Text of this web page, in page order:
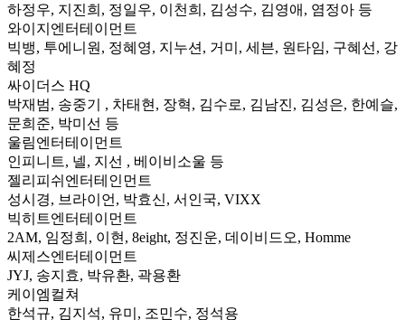
하정우, 지진희, 정일우, 이천희, 김성수, 김영애, 염정아 등
와이지엔터테이먼트
빅뱅, 투에니원, 정혜영, 지누션, 거미, 세븐, 원타임, 구혜선, 강
혜정
싸이더스 HQ
박재범, 송중기 , 차태현, 장혁, 김수로, 김남진, 김성은, 한예슬,
문희준, 박미선 등
울림엔터테이먼트
인피니트, 넬, 지선 , 베이비소울 등
젤리피쉬엔터테인먼트
성시경, 브라이언, 박효신, 서인국, VIXX
빅히트엔터테이먼트
2AM, 임정희, 이현, 8eight, 정진운, 데이비드오, Homme
씨제스엔터테이먼트
JYJ, 송지효, 박유환, 곽용환
케이엠컬쳐
한석규, 김지석, 유미, 조민수, 정석용